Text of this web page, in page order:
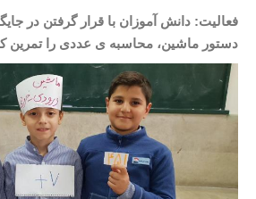
فعالیت: دانش آموزان با قرار گرفتن در
دستور ماشین، محاسبه ی عددی را تمرین